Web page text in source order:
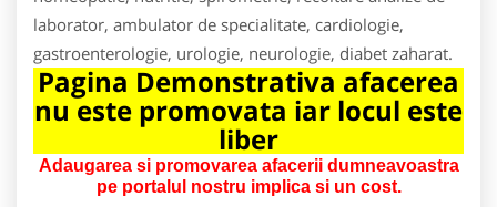
laborator, ambulator de specialitate, cardiologie,
gastroenterologie, urologie, neurologie, diabet zaharat.
Pagina Demonstrativa afacerea
nu este promovata iar locul este
liber
Adaugarea si promovarea afacerii dumneavoastra
pe portalul nostru implica si un cost.